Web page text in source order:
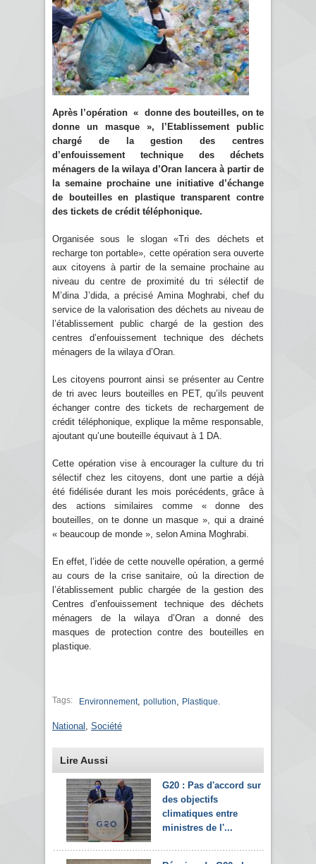
Après l’opération « donne des bouteilles, on te
donne un masque », l’Etablissement public
chargé de la gestion des centres
d’enfouissement technique des déchets
ménagers de la wilaya d’Oran lancera à partir de
la semaine prochaine une initiative d’échange
de bouteilles en plastique transparent contre
des tickets de crédit téléphonique.
Organisée sous le slogan «Tri des déchets et
recharge ton portable», cette opération sera ouverte
aux citoyens à partir de la semaine prochaine au
niveau du centre de proximité du tri sélectif de
M’dina J’dida, a précisé Amina Moghrabi, chef du
service de la valorisation des déchets au niveau de
l’établissement public chargé de la gestion des
centres d’enfouissement technique des déchets
ménagers de la wilaya d’Oran.
Les citoyens pourront ainsi se présenter au Centre
de tri avec leurs bouteilles en PET, qu’ils peuvent
échanger contre des tickets de rechargement de
crédit téléphonique, explique la même responsable,
ajoutant qu’une bouteille équivaut à 1 DA.
Cette opération vise à encourager la culture du tri
sélectif chez les citoyens, dont une partie a déjà
été fidélisée durant les mois porécédents, grâce à
des actions similaires comme « donne des
bouteilles, on te donne un masque », qui a drainé
« beaucoup de monde », selon Amina Moghrabi.
En effet, l’idée de cette nouvelle opération, a germé
au cours de la crise sanitaire, où la direction de
l’établissement public chargée de la gestion des
Centres d’enfouissement technique des déchets
ménagers de la wilaya d’Oran a donné des
masques de protection contre des bouteilles en
plastique.
Tags: Environnement, pollution Plastique.
National Société
Lire Aussi
G20 : Pas d'accord sur
des objectifs
climatiques entre
ministres de l'...